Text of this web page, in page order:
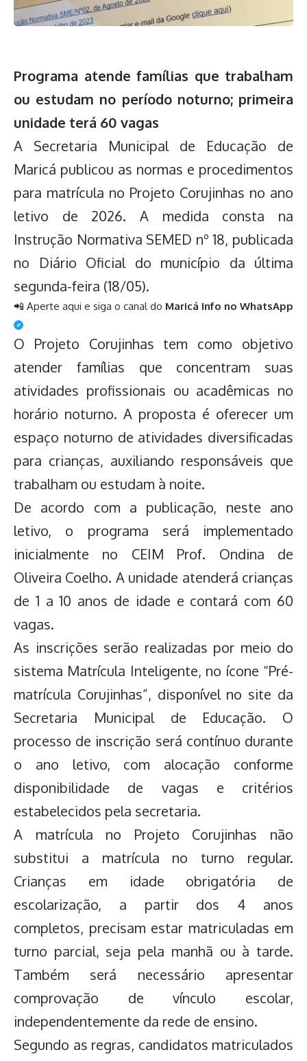
Programa atende famílias que trabalham
ou estudam no período noturno; primeira
unidade terá 60 vagas
A Secretaria Municipal de Educação de
Maricá publicou as normas e procedimentos
para matrícula no Projeto Corujinhas no ano
letivo de 2026. A medida consta na
Instrução Normativa SEMED nº 18, publicada
no Diário Oficial do município da última
segunda-feira (18/05).
📲 Aperte aqui e siga o canal do Maricá Info no WhatsApp
✔
O Projeto Corujinhas tem como objetivo
atender famílias que concentram suas
atividades profissionais ou acadêmicas no
horário noturno. A proposta é oferecer um
espaço noturno de atividades diversificadas
para crianças, auxiliando responsáveis que
trabalham ou estudam à noite.
De acordo com a publicação, neste ano
letivo, o programa será implementado
inicialmente no CEIM Prof. Ondina de
Oliveira Coelho. A unidade atenderá crianças
de 1 a 10 anos de idade e contará com 60
vagas.
As inscrições serão realizadas por meio do
sistema Matrícula Inteligente, no ícone “Pré-
matrícula Corujinhas”, disponível no site da
Secretaria Municipal de Educação. O
processo de inscrição será contínuo durante
o ano letivo, com alocação conforme
disponibilidade de vagas e critérios
estabelecidos pela secretaria.
A matrícula no Projeto Corujinhas não
substitui a matrícula no turno regular.
Crianças em idade obrigatória de
escolarização, a partir dos 4 anos
completos, precisam estar matriculadas em
turno parcial, seja pela manhã ou à tarde.
Também será necessário apresentar
comprovação de vínculo escolar,
independentemente da rede de ensino.
Segundo as regras, candidatos matriculados